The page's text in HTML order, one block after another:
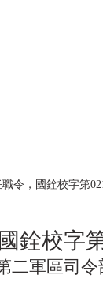
令，國銓校字第
銓校字
二軍區司